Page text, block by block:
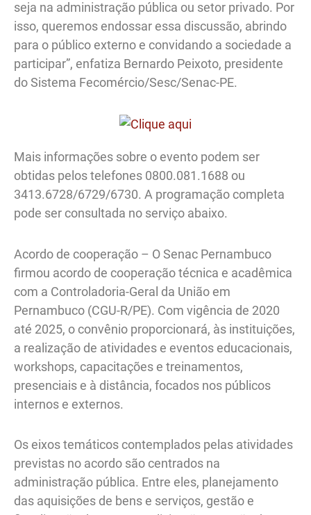
seja na administração pública ou setor privado. Por
isso, queremos endossar essa discussão, abrindo
para o público externo e convidando a sociedade a
participar”, enfatiza Bernardo Peixoto, presidente
do Sistema Fecomércio/Sesc/Senac-PE.
Mais informações sobre o evento podem ser
obtidas pelos telefones 0800.081.1688 ou
3413.6728/6729/6730. A programação completa
pode ser consultada no serviço abaixo.
Acordo de cooperação – O Senac Pernambuco
firmou acordo de cooperação técnica e acadêmica
com a Controladoria-Geral da União em
Pernambuco (CGU-R/PE). Com vigência de 2020
até 2025, o convênio proporcionará, às instituições,
a realização de atividades e eventos educacionais,
workshops, capacitações e treinamentos,
presenciais e à distância, focados nos públicos
internos e externos.
Os eixos temáticos contemplados pelas atividades
previstas no acordo são centrados na
administração pública. Entre eles, planejamento
das aquisições de bens e serviços, gestão e